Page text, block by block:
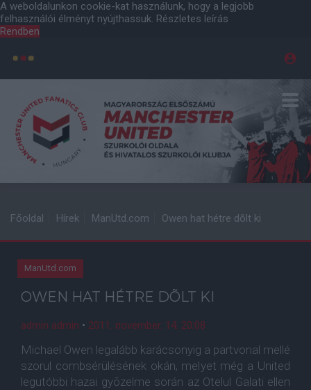
A weboldalunkon cookie-kat használunk, hogy a legjobb
felhasználói élményt nyújthassuk. Részletes leírás
Rendben
Főoldal Hírek ManUtd.com Owen hat hétre dõlt ki
ManUtd.com
OWEN HAT HÉTRE DÕLT KI
admin admin • 2011. november. 14. 20:08
Michael Owen legalább karácsonyig a partvonal mellé
szorul combsérülésének okán, melyet még a United
legutóbbi hazai gyõzelme során az Otelul Galati ellen